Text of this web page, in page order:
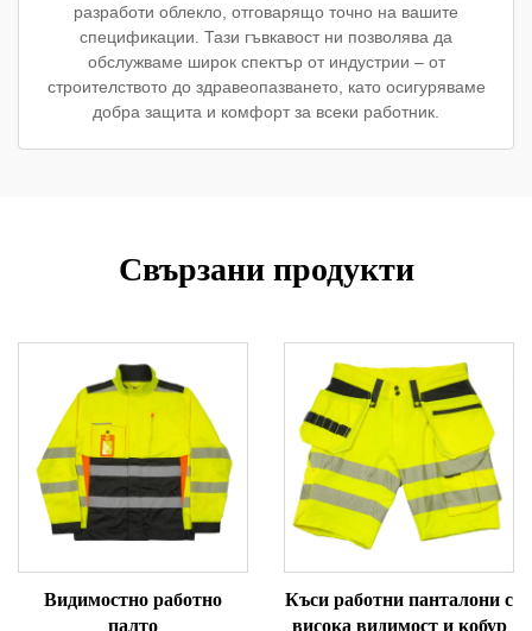
разработи облекло, отговарящо точно на вашите
спецификации. Тази гъвкавост ни позволява да
обслужваме широк спектър от индустрии – от
строителството до здравеопазването, като осигуряваме
добра защита и комфорт за всеки работник.
Свързани продукти
Видимостно работно
палто
Къси работни панталони с
висока видимост и кобур